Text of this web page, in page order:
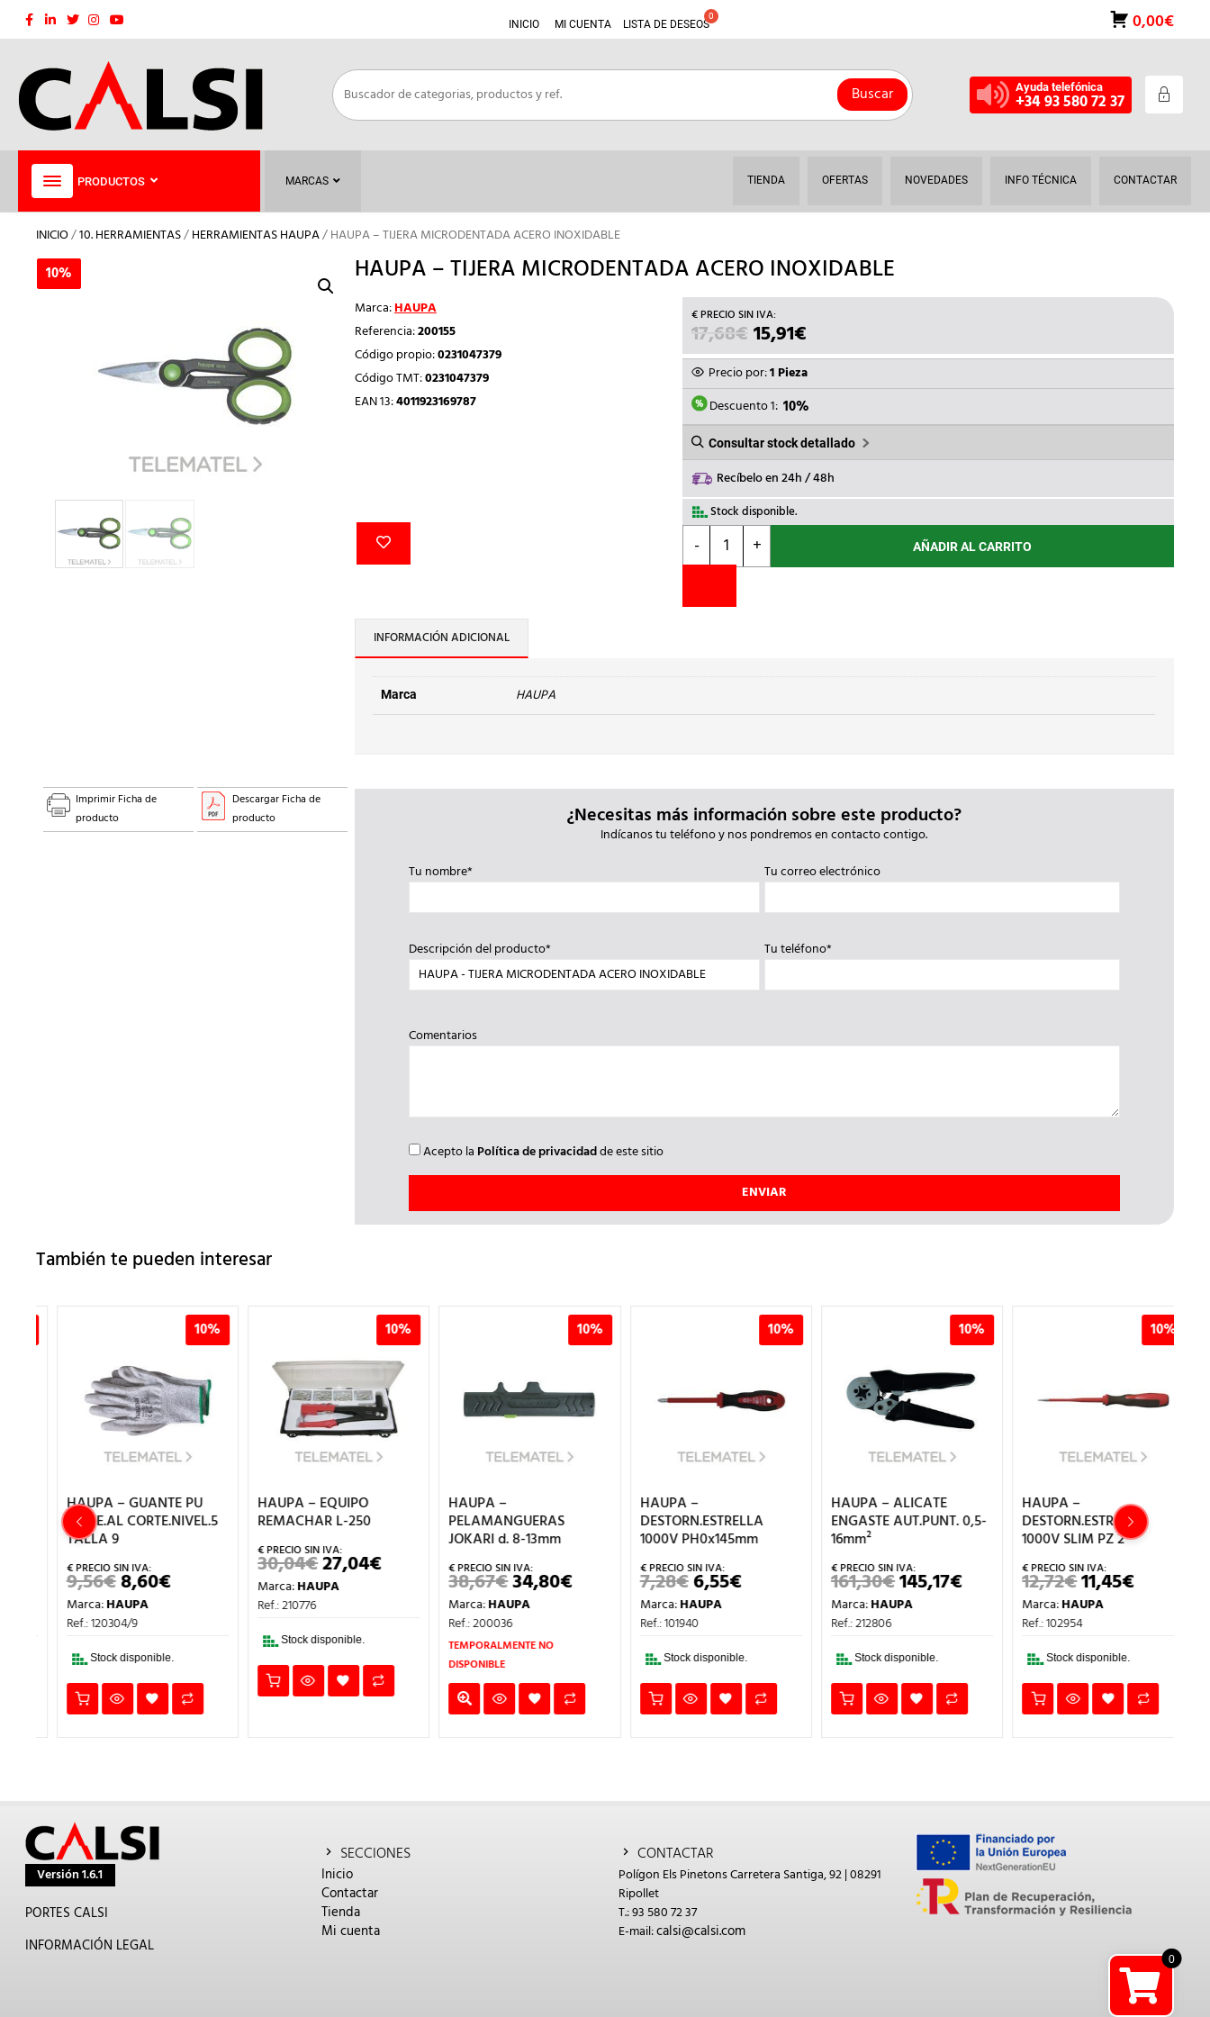
Saltar
INICIO MI CUENTA LISTA DE DESEOS 0,00€
Buscar Ayuda telefónica
+34 93 580 72 37
PRODUCTOS MARCAS TIENDA OFERTAS NOVEDADES INFO TÉCNICA CONTACTAR
INICIO/10. HERRAMIENTAS/HERRAMIENTAS HAUPA/ HAUPA – TIJERA MICRODENTADA ACERO INOXIDABLE
10% HAUPA – TIJERA MICRODENTADA ACERO INOXIDABLE
Marca:HAUPA
Referencia:200155
Código propio:0231047379
Código TMT:0231047379
EAN 13:4011923169787
17,68€ EL
PRECIO
ORIGINAL
ERA:
17,68€.
15,91€EL
PRECIO
ACTUAL
ES:
15,91€.
Precio por:1 Pieza
Descuento 1: 10%
Consultar stock detallado
Recíbelo en 24h / 48h
Stock disponible.
-
HAUPA
TIJERA
ACERO
+ AÑADIR AL CARRITO
INFORMACIÓN ADICIONAL
Marca HAUPA
10%
Imprimir Ficha de
producto
Descargar Ficha de
producto
¿Necesitas más información sobre este producto?
Indícanos tu teléfono y nos pondremos en contacto contigo.
Tu nombre*
Tu correo electrónico
Descripción del producto* Tu teléfono*
Comentarios
Acepto la Política de privacidadde este sitio
También te pueden interesar
10%
HAUPA – GUANTE PU
RESTE.AL CORTE.NIVEL.5
TALLA 9
9,56€EL
PRECIO
ORIGINAL
ERA:
8,60€EL
PRECIO
Marca:HAUPA
Ref.: 120304/9
Stock disponible.
10%
HAUPA – EQUIPO
REMACHAR L-250
30,04€EL
PRECIO
ORIGINAL
ERA:
27,04€EL
PRECIO
Marca:HAUPA
Ref.: 210776
Stock disponible.
10%
HAUPA –
PELAMANGUERAS
JOKARI d. 8-13mm
38,67€EL
PRECIO
ORIGINAL
ERA:
38,67€.
34,80€EL
PRECIO
34,80€.
Marca:HAUPA
Ref.: 200036
TEMPORALMENTE NO
DISPONIBLE
10%
HAUPA –
DESTORN.ESTRELLA
1000V PH0x145mm
7,28€EL
PRECIO
ORIGINAL
ERA:
6,55€EL
PRECIO
ACTUAL
Marca:HAUPA
Ref.: 101940
Stock disponible.
10%
HAUPA – ALICATE
ENGASTE AUT.PUNT. 0,5-
16mm²
161,30€EL
PRECIO
ORIGINAL
ERA:
145,17€EL
PRECIO
Marca:HAUPA
Ref.: 212806
Stock disponible.
10%
HAUPA –
DESTORN.ESTRELLA
1000V SLIM PZ 2
12,72€EL
PRECIO
ORIGINAL
ERA:
11,45€EL
PRECIO
Marca:HAUPA
Ref.: 102954
Stock disponible.
Versión 1.6.1
PORTES CALSI
INFORMACIÓN LEGAL
SECCIONES
Inicio
Contactar
Tienda
Mi cuenta
CONTACTAR
Polígon Els Pinetons Carretera Santiga, 92 | 08291
Ripollet
T.: 93 580 72 37
E-mail:calsi@calsi.com
0